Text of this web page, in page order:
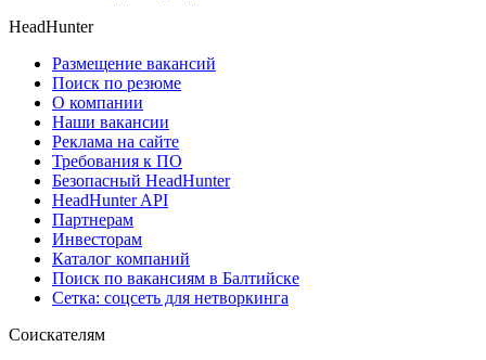
HeadHunter
Размещение вакансий
Поиск по резюме
О компании
Наши вакансии
Реклама на сайте
Требования к ПО
Безопасный HeadHunter
HeadHunter API
Партнерам
Инвесторам
Каталог компаний
Поиск по вакансиям в Балтийске
Сетка: соцсеть для нетворкинга
Соискателям